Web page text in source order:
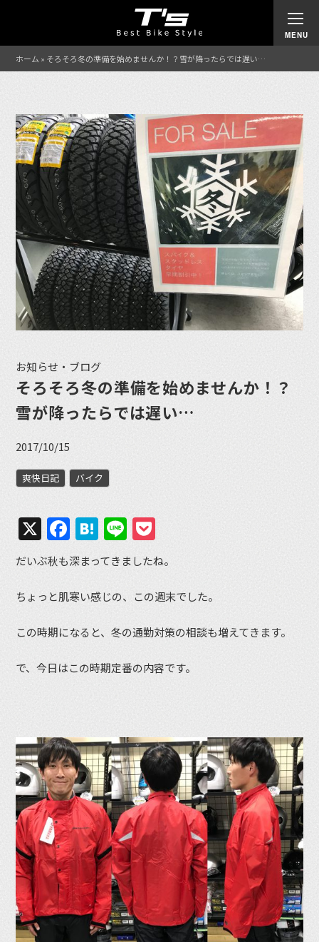
ホーム » そろそろ冬の準備を始めませんか！？雪が降ったらでは遅い…
お知らせ・ブログ
そろそろ冬の準備を始めませんか！？
雪が降ったらでは遅い…
2017/10/15
爽快日記 バイク
X Facebook
Hatena
Line
だいぶ秋も深まってきましたね。
ちょっと肌寒い感じの、この週末でした。
この時期になると、冬の通勤対策の相談も増えてきます。
で、今日はこの時期定番の内容です。